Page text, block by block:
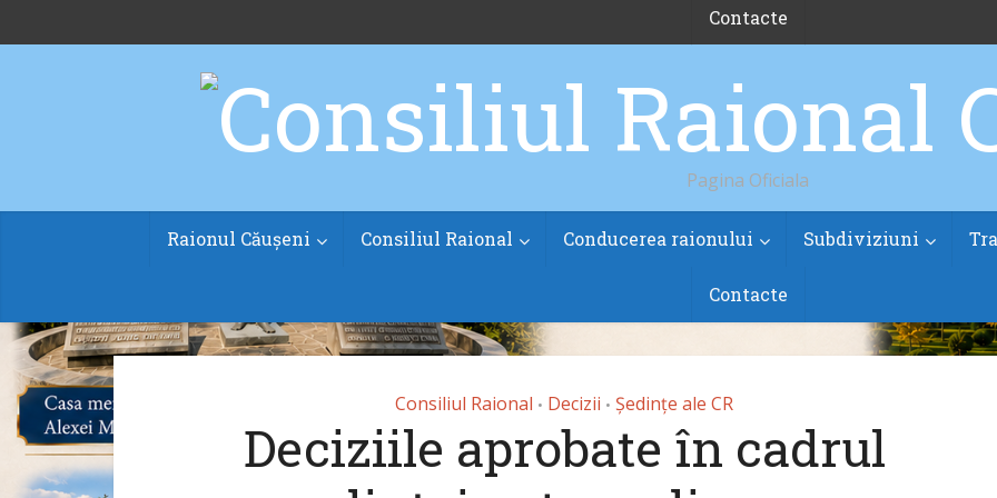
Pagina Oficiala
Raionul Căușeni Consiliul Raional Conducerea raionului Subdiviziuni
Contacte
Contacte
Consiliul Raional • Decizii • Ședințe ale CR
Deciziile aprobate în cadrul